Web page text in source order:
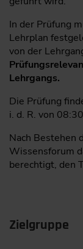
Mechatronik
für Technik
seiner
und
Saarlandes
Methoden
Störgrößen
In der Prüfung
Lehrplan
von der
Lehrgangs.
Die Prüfung
i. d. R. von
Nach Bestehen
Wissensforum
berechtigt, den
Zielgruppe